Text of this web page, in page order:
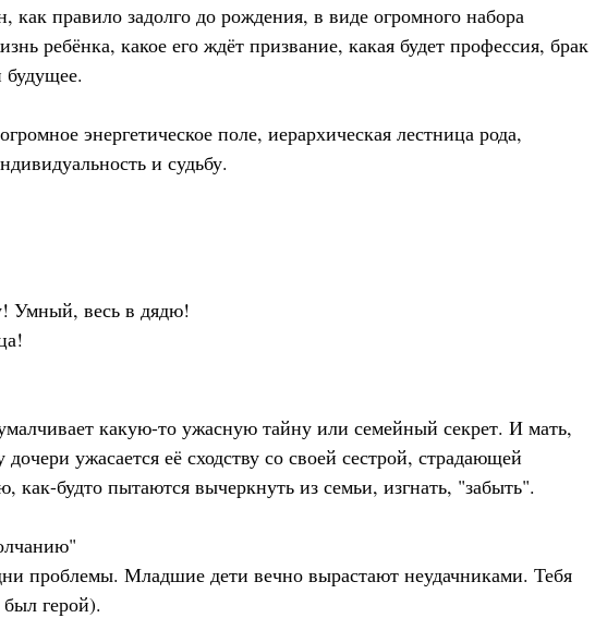
как правило задолго до рождения, в виде огромного набора
ребёнка, какое его ждёт призвание, какая будет профессия, брак
будущее.
энергетическое поле, иерархическая лестница рода,
и судьбу.
Умный, весь в дядю!
какую-то ужасную тайну или семейный секрет. И мать,
ужасается её сходству со своей сестрой, страдающей
как-будто пытаются вычеркнуть из семьи, изгнать, "забыть".
проблемы. Младшие дети вечно вырастают неудачниками. Тебя
герой).